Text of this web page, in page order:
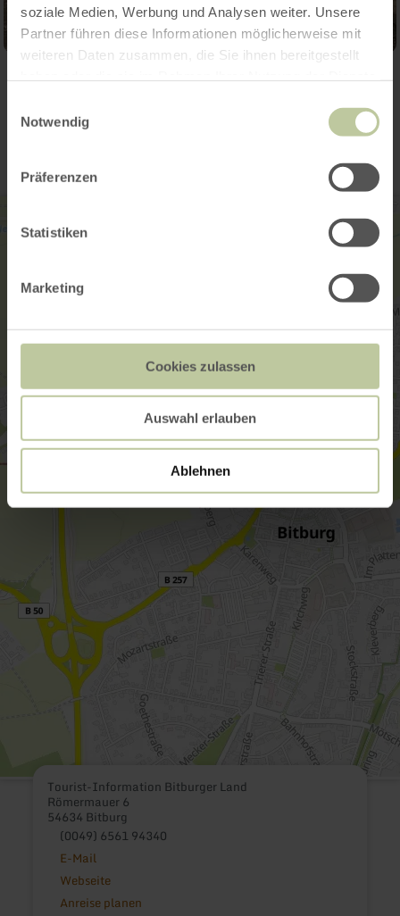
soziale Medien, Werbung und Analysen weiter. Unsere
Partner führen diese Informationen möglicherweise mit
weiteren Daten zusammen, die Sie ihnen bereitgestellt
Notwendig
Präferenzen
Statistiken
Marketing
Cookies zulassen
Auswahl erlauben
Ablehnen
Kontakt
Tourist-Information Bitburger Land
Römermauer 6
54634 Bitburg
(0049) 6561 94340
E-Mail
Webseite
Anreise planen